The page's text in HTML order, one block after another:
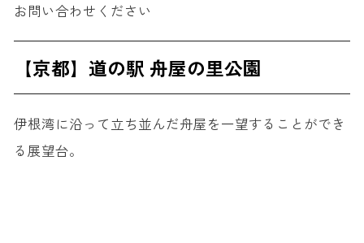
お問い合わせください
【京都】道の駅 舟屋の里公園
伊根湾に沿って立ち並んだ舟屋を一望することができ
る展望台。